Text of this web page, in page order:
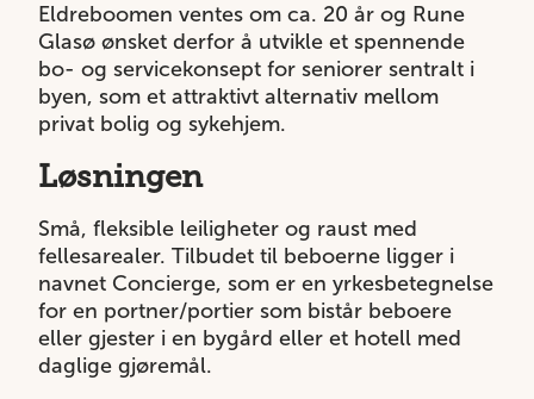
Eldreboomen ventes om ca. 20 år og Rune
Glasø ønsket derfor å utvikle et spennende
bo- og servicekonsept for seniorer sentralt i
byen, som et attraktivt alternativ mellom
privat bolig og sykehjem.
Løsningen
Små, fleksible leiligheter og raust med
fellesarealer. Tilbudet til beboerne ligger i
navnet Concierge, som er en yrkesbetegnelse
for en portner/portier som bistår beboere
eller gjester i en bygård eller et hotell med
daglige gjøremål.